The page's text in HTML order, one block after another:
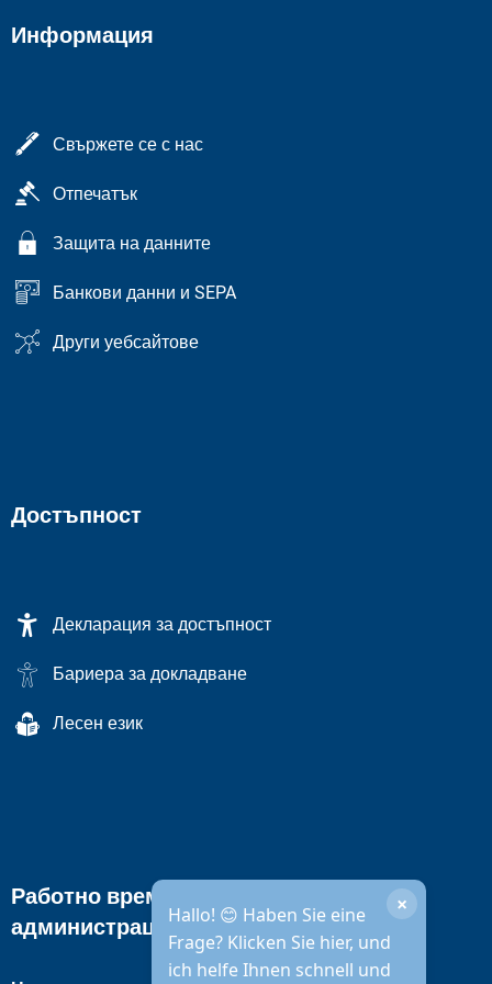
Информация
Свържете се с нас
Отпечатък
Защита на данните
Банкови данни и SEPA
Други уебсайтове
Достъпност
Декларация за достъпност
Бариера за докладване
Лесен език
Hallo! 😊 Haben Sie eine
Frage? Klicken Sie hier, und
ich helfe Ihnen schnell und
×
Работно време на градската
администрация